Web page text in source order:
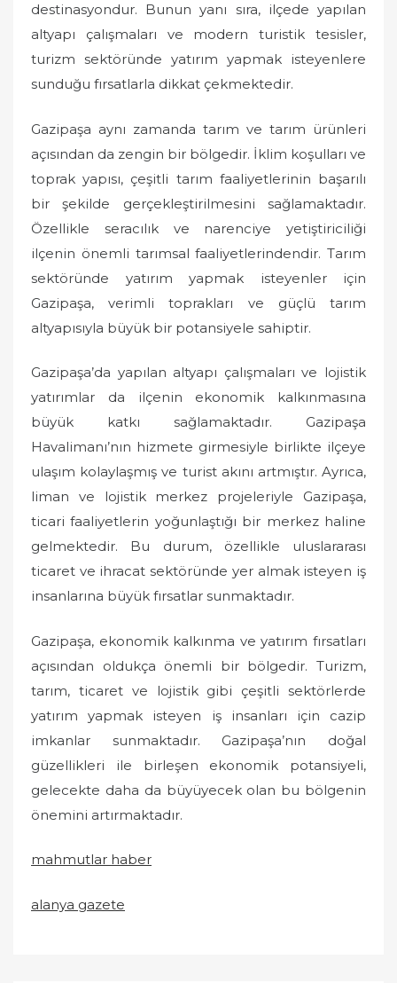
destinasyondur. Bunun yanı sıra, ilçede yapılan
altyapı çalışmaları ve modern turistik tesisler,
turizm sektöründe yatırım yapmak isteyenlere
sunduğu fırsatlarla dikkat çekmektedir.
Gazipaşa aynı zamanda tarım ve tarım ürünleri
açısından da zengin bir bölgedir. İklim koşulları ve
toprak yapısı, çeşitli tarım faaliyetlerinin başarılı
bir şekilde gerçekleştirilmesini sağlamaktadır.
Özellikle seracılık ve narenciye yetiştiriciliği
ilçenin önemli tarımsal faaliyetlerindendir. Tarım
sektöründe yatırım yapmak isteyenler için
Gazipaşa, verimli toprakları ve güçlü tarım
altyapısıyla büyük bir potansiyele sahiptir.
Gazipaşa’da yapılan altyapı çalışmaları ve lojistik
yatırımlar da ilçenin ekonomik kalkınmasına
büyük katkı sağlamaktadır. Gazipaşa
Havalimanı’nın hizmete girmesiyle birlikte ilçeye
ulaşım kolaylaşmış ve turist akını artmıştır. Ayrıca,
liman ve lojistik merkez projeleriyle Gazipaşa,
ticari faaliyetlerin yoğunlaştığı bir merkez haline
gelmektedir. Bu durum, özellikle uluslararası
ticaret ve ihracat sektöründe yer almak isteyen iş
insanlarına büyük fırsatlar sunmaktadır.
Gazipaşa, ekonomik kalkınma ve yatırım fırsatları
açısından oldukça önemli bir bölgedir. Turizm,
tarım, ticaret ve lojistik gibi çeşitli sektörlerde
yatırım yapmak isteyen iş insanları için cazip
imkanlar sunmaktadır. Gazipaşa’nın doğal
güzellikleri ile birleşen ekonomik potansiyeli,
gelecekte daha da büyüyecek olan bu bölgenin
önemini artırmaktadır.
mahmutlar haber
alanya gazete